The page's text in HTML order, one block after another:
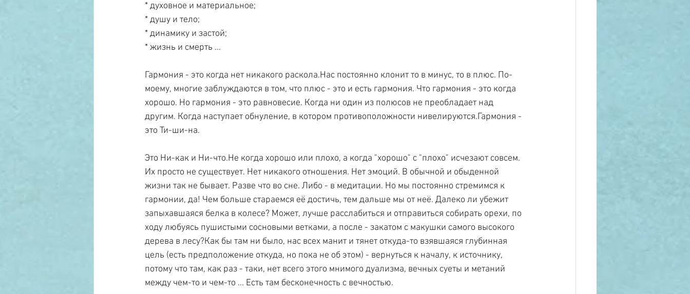
* духовное и материальное;
* душу и тело;
* динамику и застой;
* жизнь и смерть ...
Гармония - это когда нет никакого раскола.Нас постоянно клонит то в минус, то в плюс. По-
моему, многие заблуждаются в том, что плюс - это и есть гармония. Что гармония - это когда
хорошо. Но гармония - это равновесие. Когда ни один из полюсов не преобладает над
другим. Когда наступает обнуление, в котором противоположности нивелируются.Гармония -
это Ти-ши-на.
Это Ни-как и Ни-что.Не когда хорошо или плохо, а когда "хорошо" с "плохо" исчезают совсем.
Их просто не существует. Нет никакого отношения. Нет эмоций. В обычной и обыденной
жизни так не бывает. Разве что во сне. Либо - в медитации. Но мы постоянно стремимся к
гармонии, да! Чем больше стараемся её достичь, тем дальше мы от неё. Далеко ли убежит
запыхавшаяся белка в колесе? Может, лучше расслабиться и отправиться собирать орехи, по
ходу любуясь пушистыми сосновыми ветками, а после - закатом с макушки самого высокого
дерева в лесу?Как бы там ни было, нас всех манит и тянет откуда-то взявшаяся глубинная
цель (есть предположение откуда, но пока не об этом) - вернуться к началу, к источнику,
потому что там, как раз - таки, нет всего этого мнимого дуализма, вечных суеты и метаний
между чем-то и чем-то ... Есть там бесконечность с вечностью.